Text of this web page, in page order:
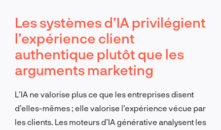
Les systèmes d’IA privilégient
l’expérience client
authentique plutôt que les
arguments marketing
L’IA ne valorise plus ce que les entreprises disent
d’elles-mêmes ; elle valorise l’expérience vécue par
les clients. Les moteurs d’IA générative analysent les